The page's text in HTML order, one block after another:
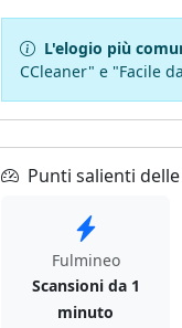
L'elogio più
CCleaner" e "Facile
Punti salienti
Fulmineo
Scansioni da 1
minuto